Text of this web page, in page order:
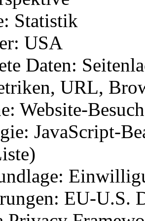
Statistik
USA
Daten:
URL,
Website-
JavaScript-
EU-U.S.